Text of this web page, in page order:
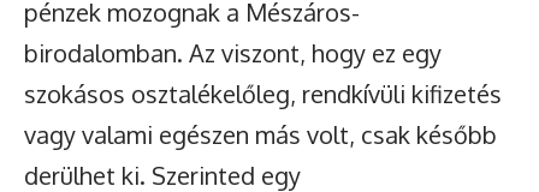
pénzek mozognak a Mészáros-
birodalomban. Az viszont, hogy ez egy
szokásos osztalékelőleg, rendkívüli kifizetés
vagy valami egészen más volt, csak később
derülhet ki. Szerinted egy